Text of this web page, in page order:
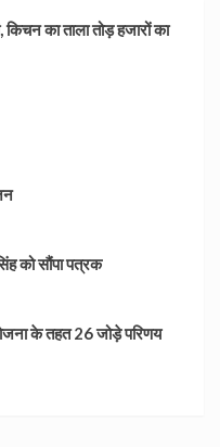
किचन का ताला तोड़ हजारों का
को सौंपा पत्रक
के तहत 26 जोड़े परिणय